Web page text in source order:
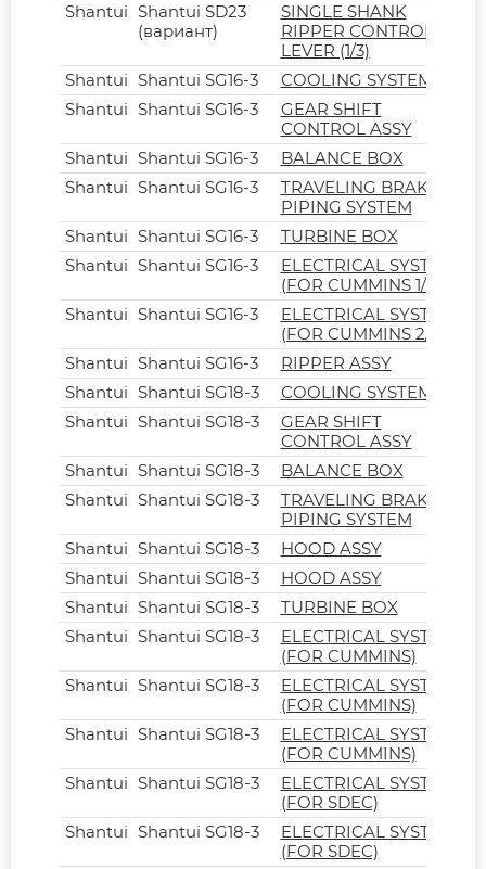
Shantui Shantui SD23
(вариант)
SINGLE SHANK
RIPPER CONTROL
LEVER (1/3)
Shantui Shantui SG16-3
COOLING SYSTEM
Shantui Shantui SG16-3
GEAR SHIFT
CONTROL ASSY
Shantui Shantui SG16-3
BALANCE BOX
Shantui Shantui SG16-3
TRAVELING BRAKE
PIPING SYSTEM
Shantui Shantui SG16-3
TURBINE BOX
Shantui Shantui SG16-3
ELECTRICAL SYSTEM
(FOR CUMMINS 1/3)
Shantui Shantui SG16-3
ELECTRICAL SYSTEM
(FOR CUMMINS 2/3)
Shantui Shantui SG16-3
RIPPER ASSY
Shantui Shantui SG18-3
COOLING SYSTEM
Shantui Shantui SG18-3
GEAR SHIFT
CONTROL ASSY
Shantui Shantui SG18-3
BALANCE BOX
Shantui Shantui SG18-3
TRAVELING BRAKE
PIPING SYSTEM
Shantui Shantui SG18-3
HOOD ASSY
Shantui Shantui SG18-3
HOOD ASSY
Shantui Shantui SG18-3
TURBINE BOX
Shantui Shantui SG18-3
ELECTRICAL SYSTEM
(FOR CUMMINS)
Shantui Shantui SG18-3
ELECTRICAL SYSTEM
(FOR CUMMINS)
Shantui Shantui SG18-3
ELECTRICAL SYSTEM
(FOR CUMMINS)
Shantui Shantui SG18-3
ELECTRICAL SYSTEM
(FOR SDEC)
Shantui Shantui SG18-3
ELECTRICAL SYSTEM
(FOR SDEC)